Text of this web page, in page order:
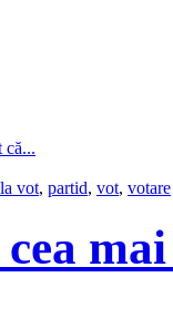
că...
vot, partid, vot, votare